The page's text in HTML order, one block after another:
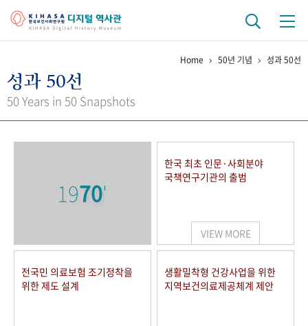
걸어온 길 기관 변천사
키워드로 보는 연구 역사
연구자들
사진 아카이브 문서 기록물 행정박물 영상 기록물
50+1 주년 기념
Home 50년 기념 성과 50선
성과 50선
50 Years in 50 Snapshots
1970'
한국 최초 인문·사회분야
국책연구기관의 출범
VIEW MORE
전국민 의료보험 조기정착을
위한 제도 설계
생활밀착형 건강사업을 위한
지역보건의료제공체계 제안